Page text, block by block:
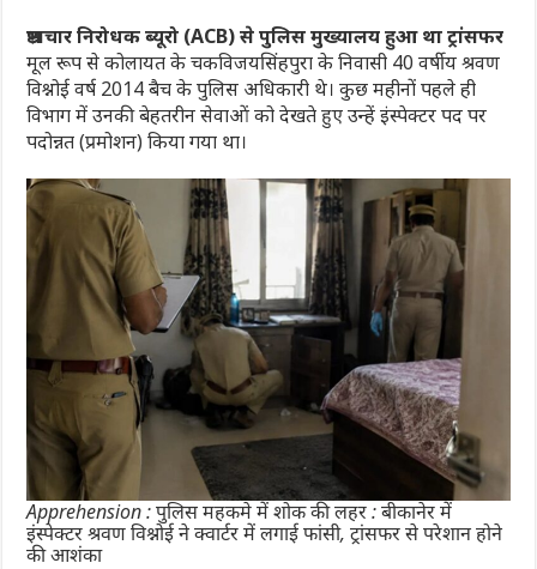
भ्रष्टाचार निरोधक ब्यूरो (ACB) से पुलिस मुख्यालय हुआ था ट्रांसफर
मूल रूप से कोलायत के चकविजयसिंहपुरा के निवासी 40 वर्षीय श्रवण
विश्नोई वर्ष 2014 बैच के पुलिस अधिकारी थे। कुछ महीनों पहले ही
विभाग में उनकी बेहतरीन सेवाओं को देखते हुए उन्हें इंस्पेक्टर पद पर
पदोन्नत (प्रमोशन) किया गया था।
Apprehension : पुलिस महकमे में शोक की लहर : बीकानेर में
इंस्पेक्टर श्रवण विश्नोई ने क्वार्टर में लगाई फांसी, ट्रांसफर से परेशान होने
की आशंका